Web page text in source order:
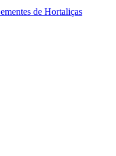
de Hortaliças